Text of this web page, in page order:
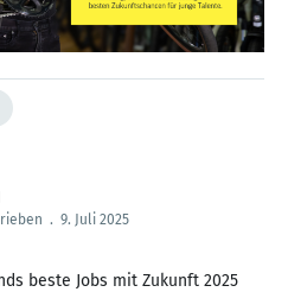
. 9. Juli 2025
beste Jobs mit Zukunft 2025